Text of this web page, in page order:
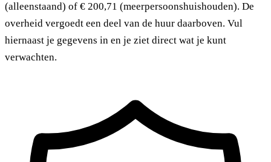
(alleenstaand) of € 200,71 (meerpersoonshuishouden). De
overheid vergoedt een deel van de huur daarboven. Vul
hiernaast je gegevens in en je ziet direct wat je kunt
verwachten.